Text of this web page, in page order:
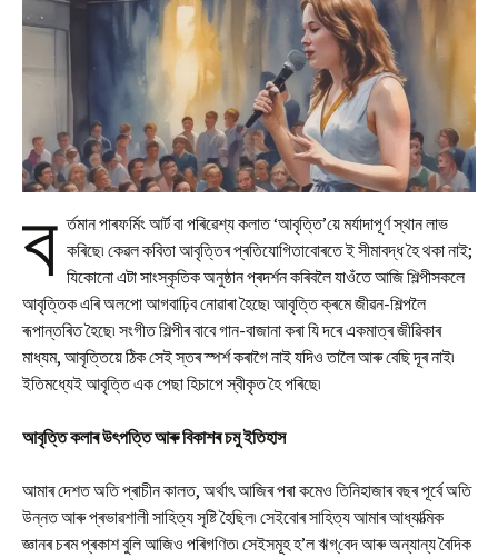
ব ৰ্তমান পাৰফৰ্মিং আৰ্ট বা পৰিৱেশ্য কলাত ‘আবৃত্তি’য়ে মৰ্যাদাপূৰ্ণ স্থান লাভ
কৰিছে৷ কেৱল কবিতা আবৃত্তিৰ প্ৰতিযোগিতাবোৰতে ই সীমাবদ্ধ হৈ থকা নাই;
যিকোনো এটা সাংস্কৃতিক অনুষ্ঠান প্ৰদৰ্শন কৰিবলৈ যাওঁতে আজি শিল্পীসকলে
আবৃত্তিক এৰি অলপো আগবাঢ়িব নোৱাৰা হৈছে৷ আবৃত্তি ক্ৰমে জীৱন-শিল্পলৈ
ৰূপান্তৰিত হৈছে৷ সংগীত শিল্পীৰ বাবে গান-বাজানা কৰা যি দৰে একমাত্ৰ জীৱিকাৰ
মাধ্যম, আবৃত্তিয়ে ঠিক সেই স্তৰ স্পৰ্শ কৰাগৈ নাই যদিও তালৈ আৰু বেছি দূৰ নাই৷
ইতিমধ্যেই আবৃত্তি এক পেছা হিচাপে স্বীকৃত হৈ পৰিছে৷
আবৃত্তি কলাৰ উৎপত্তি আৰু বিকাশৰ চমু ইতিহাস
আমাৰ দেশত অতি প্ৰাচীন কালত, অৰ্থাৎ আজিৰ পৰা কমেও তিনিহাজাৰ বছৰ পূৰ্বে অতি
উন্নত আৰু প্ৰভাৱশালী সাহিত্য সৃষ্টি হৈছিল৷ সেইবোৰ সাহিত্য আমাৰ আধ্যাত্মিক
জ্ঞানৰ চৰম প্ৰকাশ বুলি আজিও পৰিগণিত৷ সেইসমূহ হ’ল ঋগ্‌বেদ আৰু অন্যান্য বৈদিক